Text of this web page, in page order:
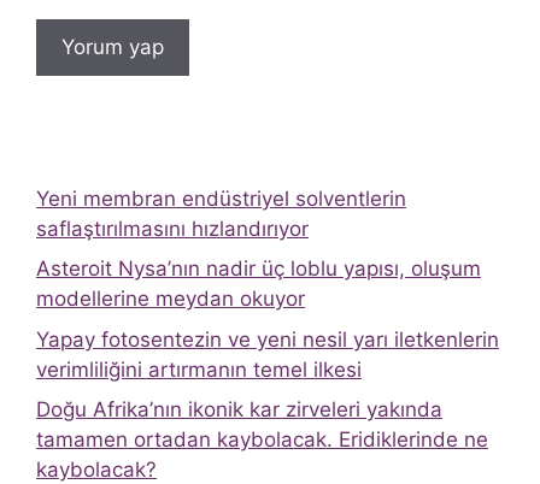
Yeni membran endüstriyel solventlerin
saflaştırılmasını hızlandırıyor
Asteroit Nysa’nın nadir üç loblu yapısı, oluşum
modellerine meydan okuyor
Yapay fotosentezin ve yeni nesil yarı iletkenlerin
verimliliğini artırmanın temel ilkesi
Doğu Afrika’nın ikonik kar zirveleri yakında
tamamen ortadan kaybolacak. Eridiklerinde ne
kaybolacak?